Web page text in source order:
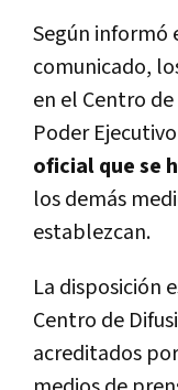
Según informó
comunicado,
en el Centro
Poder
oficial que se
los demás
establezcan.
La disposición
Centro de
acreditados